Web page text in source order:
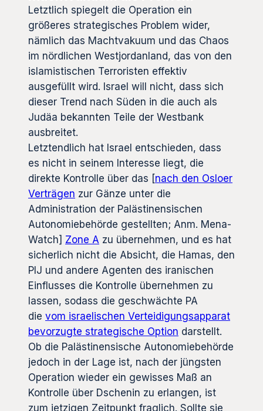
Letztlich spiegelt die Operation ein
größeres strategisches Problem wider,
nämlich das Machtvakuum und das Chaos
im nördlichen Westjordanland, das von den
islamistischen Terroristen effektiv
ausgefüllt wird. Israel will nicht, dass sich
dieser Trend nach Süden in die auch als
Judäa bekannten Teile der Westbank
ausbreitet.
Letztendlich hat Israel entschieden, dass
es nicht in seinem Interesse liegt, die
direkte Kontrolle über das [nach den Osloer
Verträgen zur Gänze unter die
Administration der Palästinensischen
Autonomiebehörde gestellten; Anm. Mena-
Watch] Zone A zu übernehmen, und es hat
sicherlich nicht die Absicht, die Hamas, den
PIJ und andere Agenten des iranischen
Einflusses die Kontrolle übernehmen zu
lassen, sodass die geschwächte PA
die vom israelischen Verteidigungsapparat
bevorzugte strategische Option darstellt.
Ob die Palästinensische Autonomiebehörde
jedoch in der Lage ist, nach der jüngsten
Operation wieder ein gewisses Maß an
Kontrolle über Dschenin zu erlangen, ist
zum jetzigen Zeitpunkt fraglich. Sollte sie